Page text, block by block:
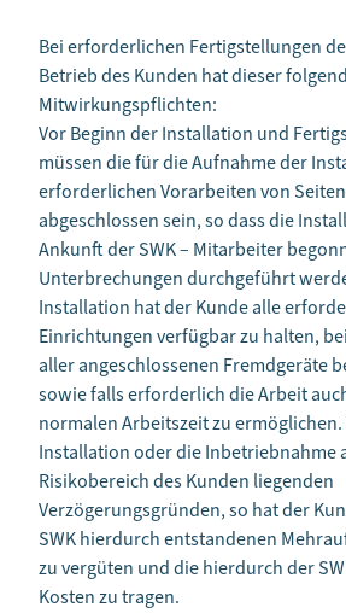
Bei erforderlichen Fertigstellungen
Betrieb des Kunden hat dieser
Mitwirkungspflichten:
Vor Beginn der Installation und
müssen die für die Aufnahme der
erforderlichen Vorarbeiten von
abgeschlossen sein, so dass die
Ankunft der SWK – Mitarbeiter
Unterbrechungen durchgeführt
Installation hat der Kunde alle
Einrichtungen verfügbar zu halten,
aller angeschlossenen Fremdgeräte
sowie falls erforderlich die Arbeit
normalen Arbeitszeit zu
Installation oder die Inbetriebnahme
Risikobereich des Kunden liegenden
Verzögerungsgründen, so hat der
SWK hierdurch entstandenen
zu vergüten und die hierdurch der
Kosten zu tragen.